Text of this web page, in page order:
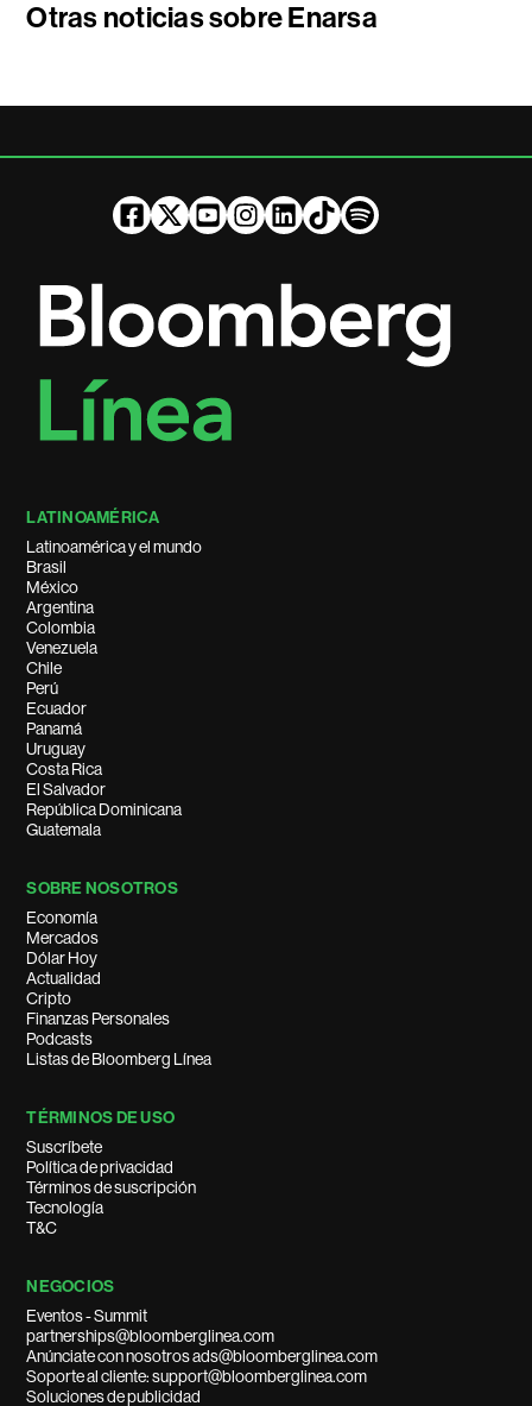
Otras noticias sobre Enarsa
LATINOAMÉRICA
Latinoamérica y el mundo
Brasil
México
Argentina
Colombia
Venezuela
Chile
Perú
Ecuador
Panamá
Uruguay
Costa Rica
El Salvador
República Dominicana
Guatemala
SOBRE NOSOTROS
Economía
Mercados
Dólar Hoy
Actualidad
Cripto
Finanzas Personales
Podcasts
Listas de Bloomberg Línea
TÉRMINOS DE USO
Suscríbete
Política de privacidad
Términos de suscripción
Tecnología
T&C
NEGOCIOS
Eventos - Summit
partnerships@bloomberglinea.com
Anúnciate con nosotros ads@bloomberglinea.com
Soporte al cliente: support@bloomberglinea.com
Soluciones de publicidad